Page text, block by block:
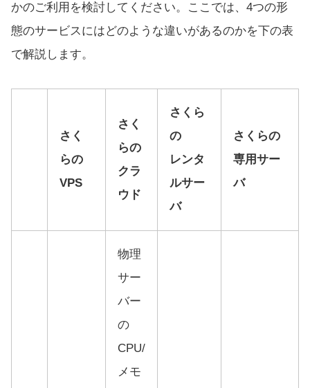
かのご利用を検討してください。ここでは、4つの形
態のサービスにはどのような違いがあるのかを下の表
で解説します。
さく
らの
VPS
さく
らの
クラ
ウド
さくら
の
レンタ
ルサー
バ
さくらの
専用サー
バ
物理
サー
バー
の
CPU/
メモ